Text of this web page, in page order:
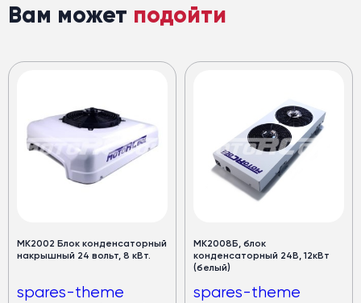
Вам может подойти
МК2002 Блок конденсаторный
накрышный 24 вольт, 8 кВт.
spares-theme
МК2008Б, блок
конденсаторный 24В, 12кВт
(белый)
spares-theme